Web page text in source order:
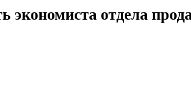
экономиста отдела